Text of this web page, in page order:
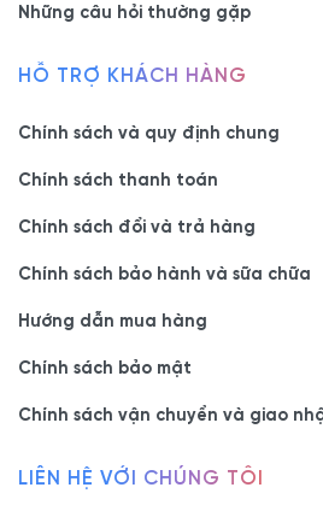
Những câu hỏi thường gặp
HỖ TRỢ KHÁCH HÀNG
Chính sách và quy định chung
Chính sách thanh toán
Chính sách đổi và trả hàng
Chính sách bảo hành và sữa chữa
Hướng dẫn mua hàng
Chính sách bảo mật
Chính sách vận chuyển và giao
LIÊN HỆ VỚI CHÚNG TÔI